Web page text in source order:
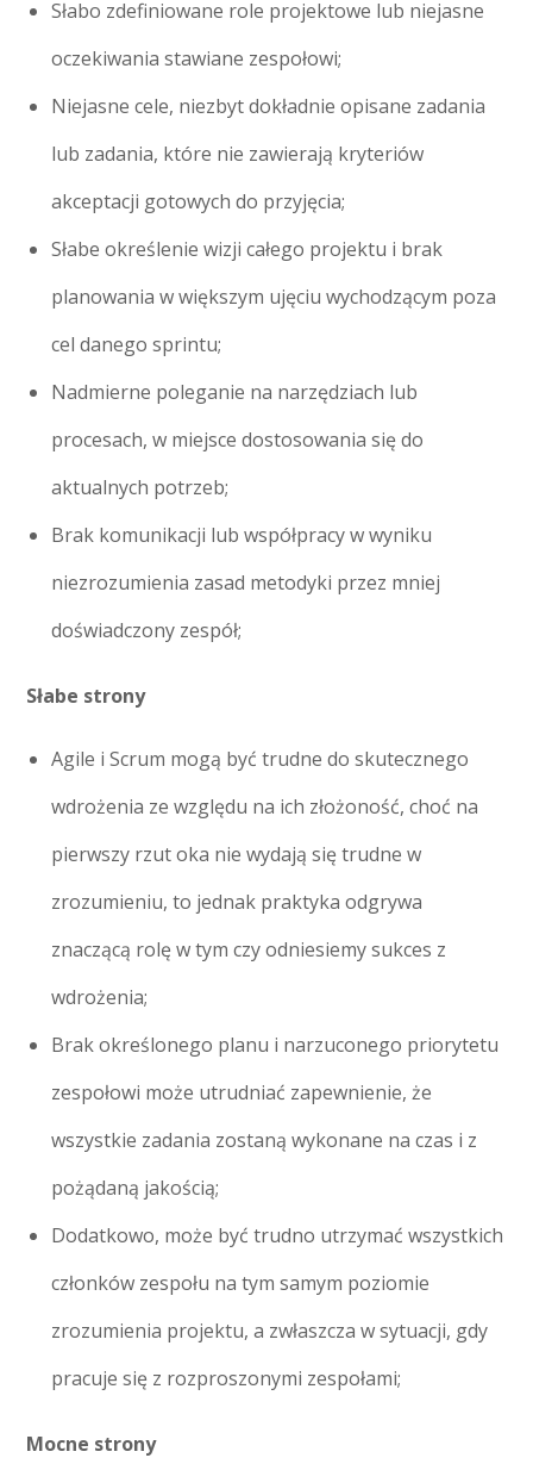
Słabo zdefiniowane role projektowe lub niejasne
oczekiwania stawiane zespołowi;
Niejasne cele, niezbyt dokładnie opisane zadania
lub zadania, które nie zawierają kryteriów
akceptacji gotowych do przyjęcia;
Słabe określenie wizji całego projektu i brak
planowania w większym ujęciu wychodzącym poza
cel danego sprintu;
Nadmierne poleganie na narzędziach lub
procesach, w miejsce dostosowania się do
aktualnych potrzeb;
Brak komunikacji lub współpracy w wyniku
niezrozumienia zasad metodyki przez mniej
doświadczony zespół;
Słabe strony
Agile i Scrum mogą być trudne do skutecznego
wdrożenia ze względu na ich złożoność, choć na
pierwszy rzut oka nie wydają się trudne w
zrozumieniu, to jednak praktyka odgrywa
znaczącą rolę w tym czy odniesiemy sukces z
wdrożenia;
Brak określonego planu i narzuconego priorytetu
zespołowi może utrudniać zapewnienie, że
wszystkie zadania zostaną wykonane na czas i z
pożądaną jakością;
Dodatkowo, może być trudno utrzymać wszystkich
członków zespołu na tym samym poziomie
zrozumienia projektu, a zwłaszcza w sytuacji, gdy
pracuje się z rozproszonymi zespołami;
Mocne strony